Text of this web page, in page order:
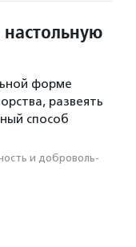
форме
развеять
способ
и доброволь­